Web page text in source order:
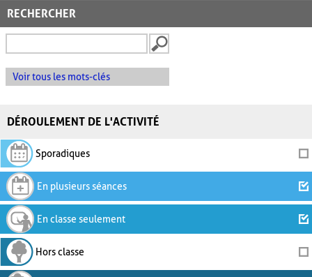
RECHERCHER
Voir tous les mots-clés
DÉROULEMENT DE L'ACTIVITÉ
Sporadiques
En plusieurs séances
En classe seulement
Hors classe